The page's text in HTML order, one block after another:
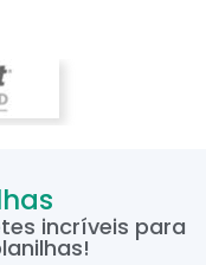
incríveis para